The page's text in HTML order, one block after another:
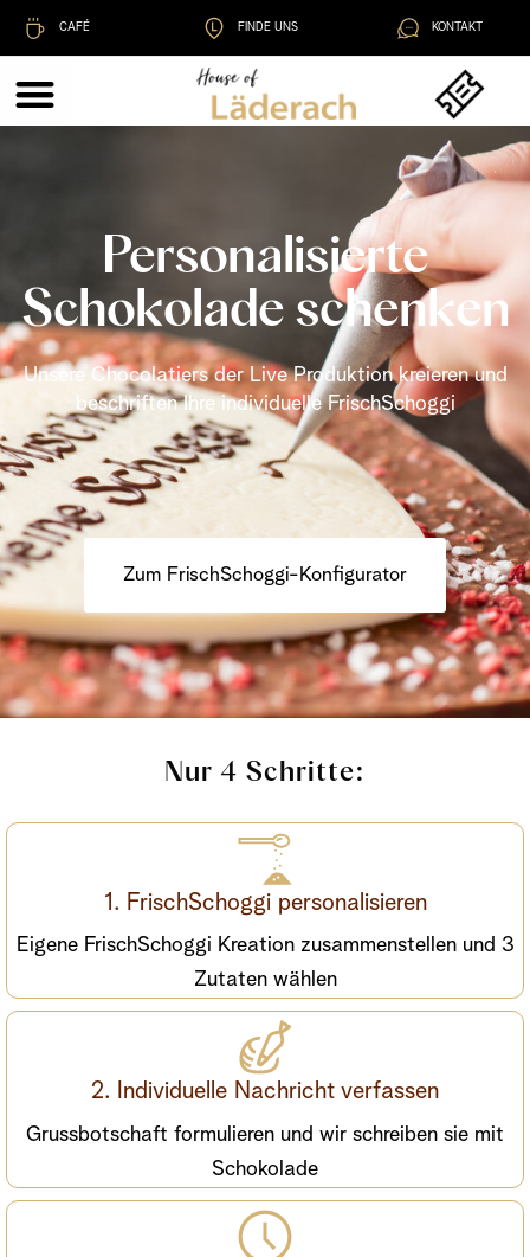
CAFÉ FINDE UNS KONTAKT
Personalisierte
Schokolade schenken
Unsere Chocolatiers der Live Produktion kreieren und
beschriften Ihre individuelle FrischSchoggi
Zum FrischSchoggi-Konfigurator
Nur 4 Schritte:
1. FrischSchoggi personalisieren
Eigene FrischSchoggi Kreation zusammenstellen und 3
Zutaten wählen
2. Individuelle Nachricht verfassen
Grussbotschaft formulieren und wir schreiben sie mit
Schokolade